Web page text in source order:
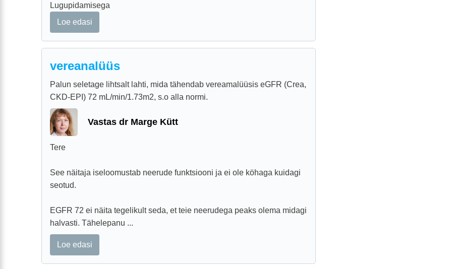
Lugupidamisega
Loe edasi
vereanalüüs
Palun seletage lihtsalt lahti, mida tähendab vereamalüüsis eGFR (Crea,
CKD-EPI) 72 mL/min/1.73m2, s.o alla normi.
Vastas dr Marge Kütt
Tere
See näitaja iseloomustab neerude funktsiooni ja ei ole köhaga kuidagi
seotud.
EGFR 72 ei näita tegelikult seda, et teie neerudega peaks olema midagi
halvasti. Tähelepanu ...
Loe edasi